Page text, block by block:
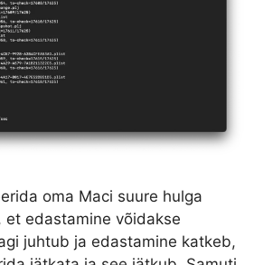
oma Maci suure hulga
edastamine võidakse
juhtub ja edastamine katkeb,